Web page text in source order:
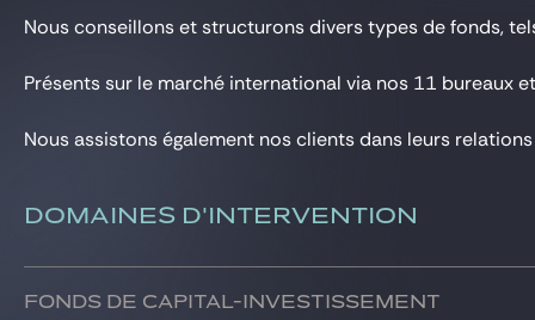
Nous conseillons et structurons divers types de fonds,
Présents sur le marché international via nos 11 bureaux
Nous assistons également nos clients dans leurs
DOMAINES D'INTERVENTION
Fonds de capital-investissement